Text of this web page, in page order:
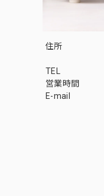
住所
TEL
営業時間
E-mail